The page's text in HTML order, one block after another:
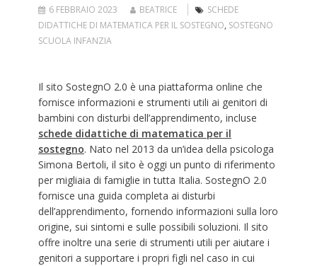
6 FEBBRAIO 2023 BEATRICE
SCHEDE
DIDATTICHE DI MATEMATICA PER IL SOSTEGNO, SOSTEGNO
SCUOLA INFANZIA
Il sito SostegnO 2.0 è una piattaforma online che
fornisce informazioni e strumenti utili ai genitori di
bambini con disturbi dell’apprendimento, incluse
schede didattiche di matematica per il
sostegno. Nato nel 2013 da un’idea della psicologa
Simona Bertoli, il sito è oggi un punto di riferimento
per migliaia di famiglie in tutta Italia. SostegnO 2.0
fornisce una guida completa ai disturbi
dell’apprendimento, fornendo informazioni sulla loro
origine, sui sintomi e sulle possibili soluzioni. Il sito
offre inoltre una serie di strumenti utili per aiutare i
genitori a supportare i propri figli nel caso in cui